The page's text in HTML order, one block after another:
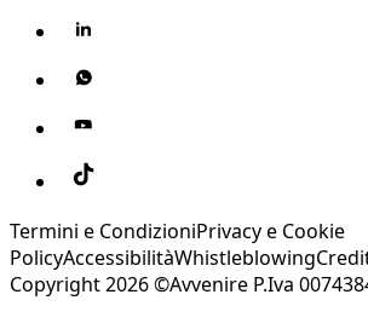
Termini e CondizioniPrivacy e Cookie
PolicyAccessibilitàWhistleblowing
Copyright 2026 ©Avvenire P.Iva